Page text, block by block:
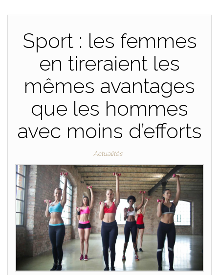
Sport : les femmes
en tireraient les
mêmes avantages
que les hommes
avec moins d’efforts
Actualités